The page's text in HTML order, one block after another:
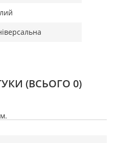
(ВСЬОГО 0)